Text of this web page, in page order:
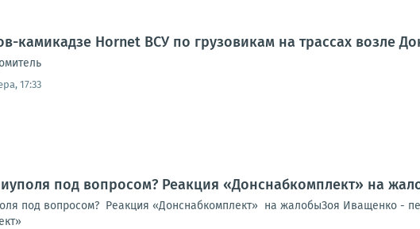
камикадзе Hornet ВСУ по грузовикам на трассах возле
17:33
под вопросом? Реакция «Донснабкомплект» на
под вопросом? Реакция «Донснабкомплект» на жалобыЗоя Иващенко -